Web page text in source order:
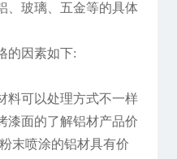
、玻璃、五金等的具体
的因素如下:
料可以处理方式不一样
漆面的了解铝材产品价
末喷涂的铝材具有价